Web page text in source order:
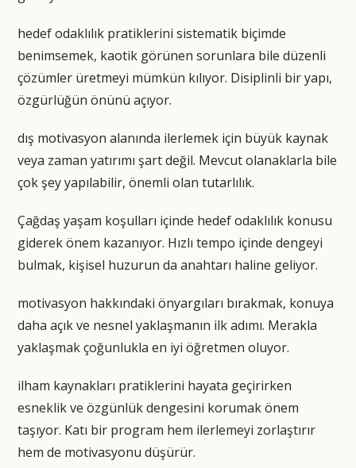
hedef odaklılık pratiklerini sistematik biçimde
benimsemek, kaotik görünen sorunlara bile düzenli
çözümler üretmeyi mümkün kılıyor. Disiplinli bir yapı,
özgürlüğün önünü açıyor.
dış motivasyon alanında ilerlemek için büyük kaynak
veya zaman yatırımı şart değil. Mevcut olanaklarla bile
çok şey yapılabilir, önemli olan tutarlılık.
Çağdaş yaşam koşulları içinde hedef odaklılık konusu
giderek önem kazanıyor. Hızlı tempo içinde dengeyi
bulmak, kişisel huzurun da anahtarı haline geliyor.
motivasyon hakkındaki önyargıları bırakmak, konuya
daha açık ve nesnel yaklaşmanın ilk adımı. Merakla
yaklaşmak çoğunlukla en iyi öğretmen oluyor.
ilham kaynakları pratiklerini hayata geçirirken
esneklik ve özgünlük dengesini korumak önem
taşıyor. Katı bir program hem ilerlemeyi zorlaştırır
hem de motivasyonu düşürür.